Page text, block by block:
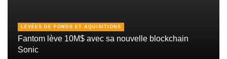
LEVÉES DE FONDS ET AQUISITIONS
Fantom lève 10M$ avec sa nouvelle blockchain
Sonic